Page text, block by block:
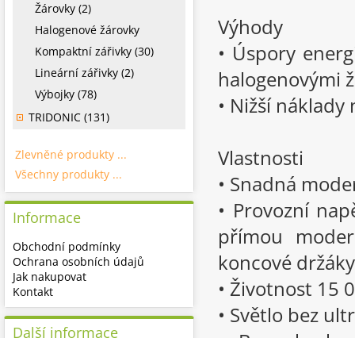
Výhody
• Úspory
halogenovými
• Nižší
Vlastnosti
• Snadná
• Provozní
přímou
koncové držáky
• Životnost 15
• Světlo bez
Žárovky (2)
Halogenové žárovky
Kompaktní zářivky (30)
Lineární zářivky (2)
Výbojky (78)
TRIDONIC (131)
Zlevněné produkty ...
Všechny produkty ...
Informace
Obchodní podmínky
Ochrana osobních údajů
Jak nakupovat
Kontakt
Další informace